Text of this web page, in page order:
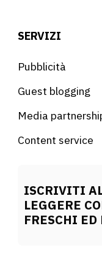
SERVIZI
Pubblicità
Guest blogging
Media
Content service
ISCRIVITI
LEGGERE
FRESCHI